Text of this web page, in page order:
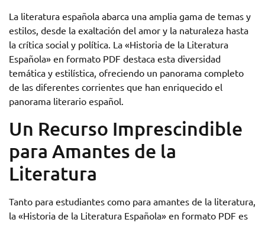
La literatura española abarca una amplia gama de temas y
estilos, desde la exaltación del amor y la naturaleza hasta
la crítica social y política. La «Historia de la Literatura
Española» en formato PDF destaca esta diversidad
temática y estilística, ofreciendo un panorama completo
de las diferentes corrientes que han enriquecido el
panorama literario español.
Un Recurso Imprescindible
para Amantes de la
Literatura
Tanto para estudiantes como para amantes de la literatura,
la «Historia de la Literatura Española» en formato PDF es